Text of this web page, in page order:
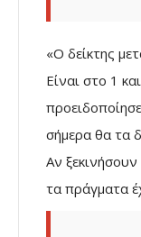
«Ο δείκτης
Είναι στο 1
σήμερα θα τα
Αν
τα πράγματα